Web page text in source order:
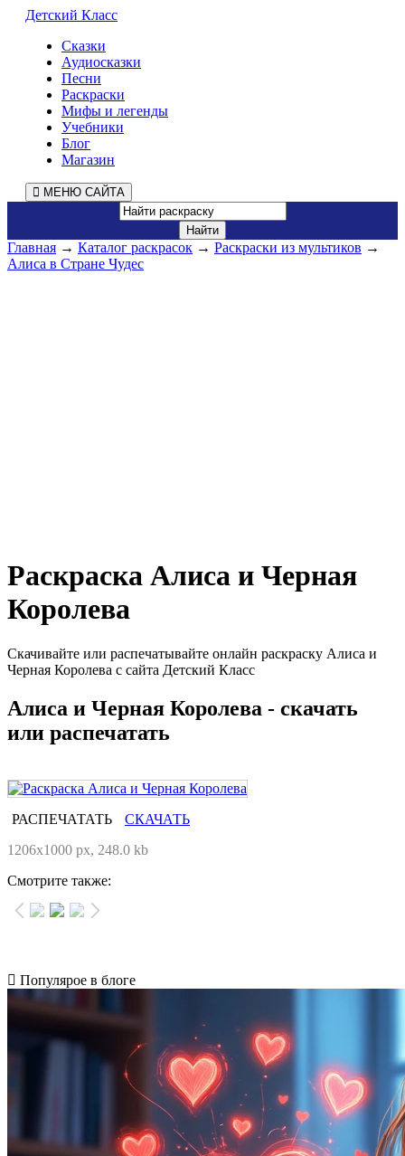
Детский Класс
Сказки
Аудиосказки
Песни
Раскраски
Мифы и легенды
Учебники
Блог
Магазин
МЕНЮ САЙТА
Главная → Каталог раскрасок → Раскраски из мультиков →
Алиса в Стране Чудес
Раскраска Алиса и Черная
Королева
Скачивайте или распечатывайте онлайн раскраску Алиса и
Черная Королева с сайта Детский Класс
Алиса и Черная Королева - скачать
или распечатать
РАСПЕЧАТАТЬ
СКАЧАТЬ
1206x1000 px, 248.0 kb
Смотрите также:
Популярое в блоге